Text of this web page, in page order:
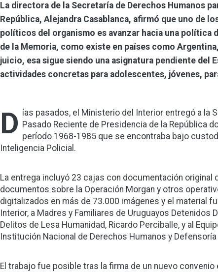
La directora de la Secretaría de Derechos Humanos
República, Alejandra Casablanca, afirmó que uno de
políticos del organismo es avanzar hacia una política
de la Memoria, como existe en países como
juicio, esa sigue siendo una asignatura pendiente del
actividades concretas para adolescentes, jóvenes,
D ías pasados, el Ministerio del Interior entregó a la
Pasado Reciente de Presidencia de la República
período 1968-1985 que se encontraba bajo
Inteligencia Policial.
La entrega incluyó 23 cajas con documentación
documentos sobre la Operación Morgan y otros
digitalizados en más de 73.000 imágenes y el material
Interior, a Madres y Familiares de Uruguayos
Delitos de Lesa Humanidad, Ricardo Perciballe, y al
Institución Nacional de Derechos Humanos y
El trabajo fue posible tras la firma de un nuevo